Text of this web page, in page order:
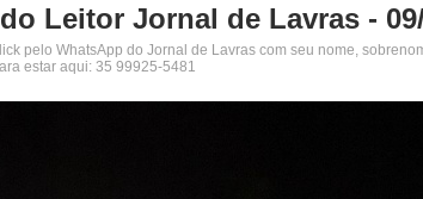
Leitor Jornal de Lavras -
pelo WhatsApp do Jornal de Lavras com seu nome,
estar aqui: 35 99925-5481